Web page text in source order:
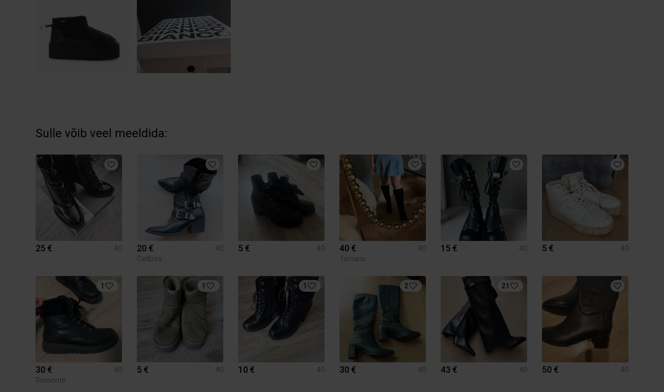
Sulle võib veel meeldida:
25 € 40 20 €
40
Cellbes
5 € 40 40 €
40
Tamaris
15 € 40 5 € 40
1
30 €
40
Remonte
1
5 € 40
1
10 € 40
2
30 € 40
21
43 € 40 50 € 40